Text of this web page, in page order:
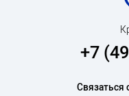
+7
Связаться